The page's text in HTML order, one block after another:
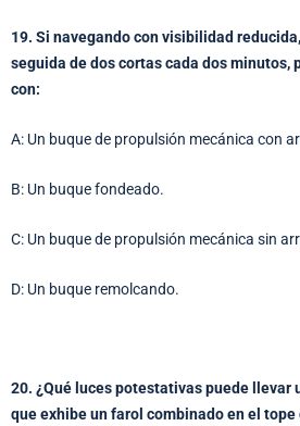
19. Si navegando con visibilidad
seguida de dos cortas cada dos
con:
A: Un buque de propulsión mecánica con
B: Un buque fondeado.
C: Un buque de propulsión mecánica sin
D: Un buque remolcando.
20. ¿Qué luces potestativas puede llevar
que exhibe un farol combinado en el tope